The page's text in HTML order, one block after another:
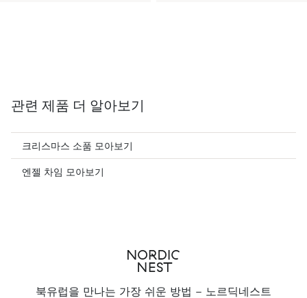
관련 제품 더 알아보기
크리스마스 소품 모아보기
엔젤 차임 모아보기
북유럽을 만나는 가장 쉬운 방법 - 노르딕네스트